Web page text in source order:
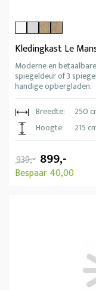
Kledingkast Le
Moderne en
spiegeldeur of 3
handige opbergladen.
Breedte:
250
Hoogte:
215
939,- 899,-
Bespaar 40,00